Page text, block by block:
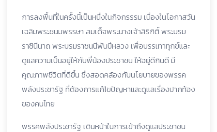
การลงพื้นที่ในครั้งนี้เป็นหนึ่งในกิจกรรรม เนื่องในโอกาสวัน
เฉลิมพระชนมพรรษา สมเด็จพระนางเจ้าสิริกิติ์ พระบรม
ราชินีนาถ พระบรมราชนนีพันปีหลวง เพื่อบรรเทาทุกข์และ
ดูแลความเป็นอยู่ให้กับพี่น้องประชาชน ให้อยู่ดีกินดี มี
คุณภาพชีวิตที่ดีขึ้น ซึ่งสอดคล้องกับนโยบายของพรรค
พลังประชารัฐ ที่ต้องการแก้ไขปัญหาและดูแลเรื่องปากท้อง
ของคนไทย
พรรคพลังประชารัฐ เดินหน้าในการเข้าถึงดูแลประชาชน